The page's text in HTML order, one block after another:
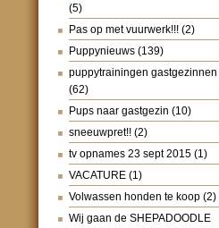
(5)
Pas op met vuurwerk!!! (2)
Puppynieuws (139)
puppytrainingen gastgezinnen
(62)
Pups naar gastgezin (10)
sneeuwpret!! (2)
tv opnames 23 sept 2015 (1)
VACATURE (1)
Volwassen honden te koop (2)
Wij gaan de SHEPADOODLE